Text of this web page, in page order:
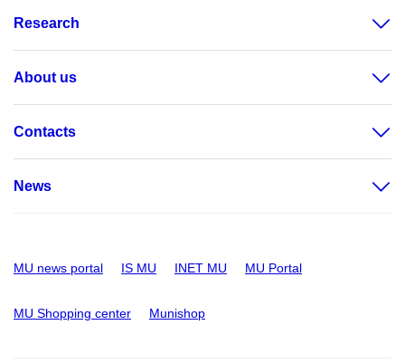
Research
About us
Contacts
News
MU news portal IS MU INET MU MU Portal
MU Shopping center Munishop